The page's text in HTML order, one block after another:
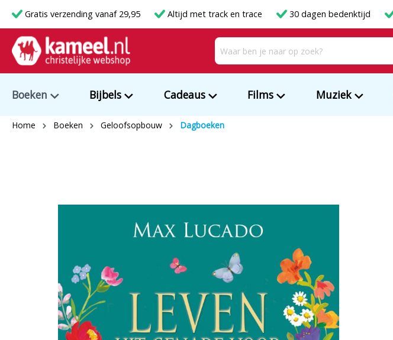
Gratis verzending vanaf 29,95 Altijd met track en trace 30 dagen bedenktijd
Boeken Bijbels Cadeaus Films Muziek
Home Boeken Geloofsopbouw Dagboeken